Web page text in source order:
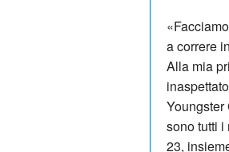
a correre
Alla mia
sono tutti
23,